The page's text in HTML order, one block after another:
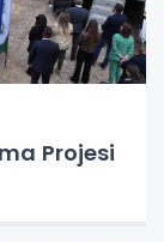
Projesi